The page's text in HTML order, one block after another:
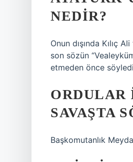
NEDIR?
Onun dışında Kılıç
son sözün
etmeden önce
SAVAŞTA
Başkomutanlık